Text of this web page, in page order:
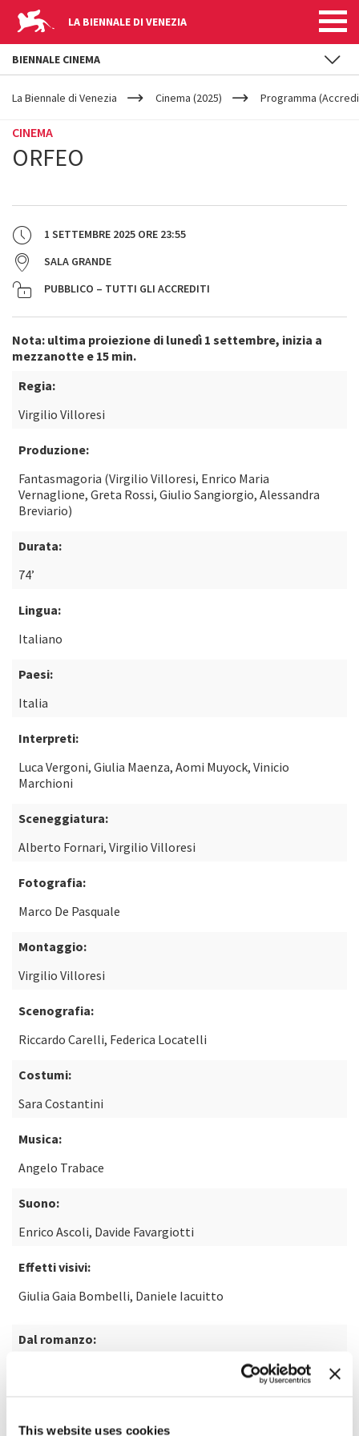
This website uses cookies
LA BIENNALE DI VENEZIA
YOUR
ARE
La Biennale di Venezia Cinema (2025) Programma
CINEMA
ORFEO
1 SETTEMBRE 2025 ORE 23:55
SALA GRANDE
PUBBLICO – TUTTI GLI ACCREDITI
Nota: ultima proiezione di lunedì 1 settembre, inizia a
mezzanotte e 15 min.
Regia:
Virgilio Villoresi
Produzione:
Fantasmagoria (Virgilio Villoresi, Enrico Maria
Vernaglione, Greta Rossi, Giulio Sangiorgio, Alessandra
Breviario)
Durata:
74’
Lingua:
Italiano
Paesi:
Italia
Interpreti:
Luca Vergoni, Giulia Maenza, Aomi Muyock, Vinicio
Marchioni
Sceneggiatura:
Alberto Fornari, Virgilio Villoresi
Fotografia:
Marco De Pasquale
Montaggio:
Virgilio Villoresi
Scenografia:
Riccardo Carelli, Federica Locatelli
Costumi:
Sara Costantini
Musica:
Angelo Trabace
Suono:
Enrico Ascoli, Davide Favargiotti
Effetti visivi:
Giulia Gaia Bombelli, Daniele Iacuitto
Dal romanzo:
Anna Ciammitti, Stefania Demicheli, Umberto Chiodi
BIENNALE CINEMA